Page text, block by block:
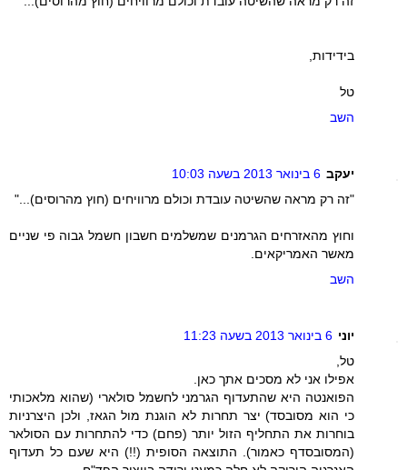
בידידות,
טל
השב
יעקב 6 בינואר 2013 בשעה 10:03
"זה רק מראה שהשיטה עובדת וכולם מרוויחים (חוץ מהרוסים)..."
וחוץ מהאזרחים הגרמנים שמשלמים חשבון חשמל גבוה פי שניים
מאשר האמריקאים.
השב
יוני 6 בינואר 2013 בשעה 11:23
טל,
אפילו אני לא מסכים אתך כאן.
הפואנטה היא שהתעדוף הגרמני לחשמל סולארי (שהוא מלאכותי
כי הוא מסובסד) יצר תחרות לא הוגנת מול הגאז, ולכן היצרניות
בוחרות את התחליף הזול יותר (פחם) כדי להתחרות עם הסולאר
(המסובסדף כאמור). התוצאה הסופית (!!) היא שעם כל תעדוף